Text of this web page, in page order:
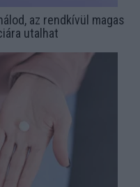
az rendkívül magas
utalhat